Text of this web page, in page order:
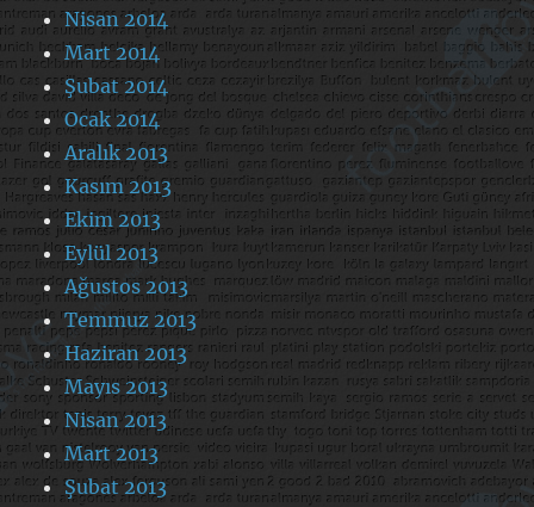
Nisan 2014
Mart 2014
Şubat 2014
Ocak 2014
Aralık 2013
Kasım 2013
Ekim 2013
Eylül 2013
Ağustos 2013
Temmuz 2013
Haziran 2013
Mayıs 2013
Nisan 2013
Mart 2013
Şubat 2013